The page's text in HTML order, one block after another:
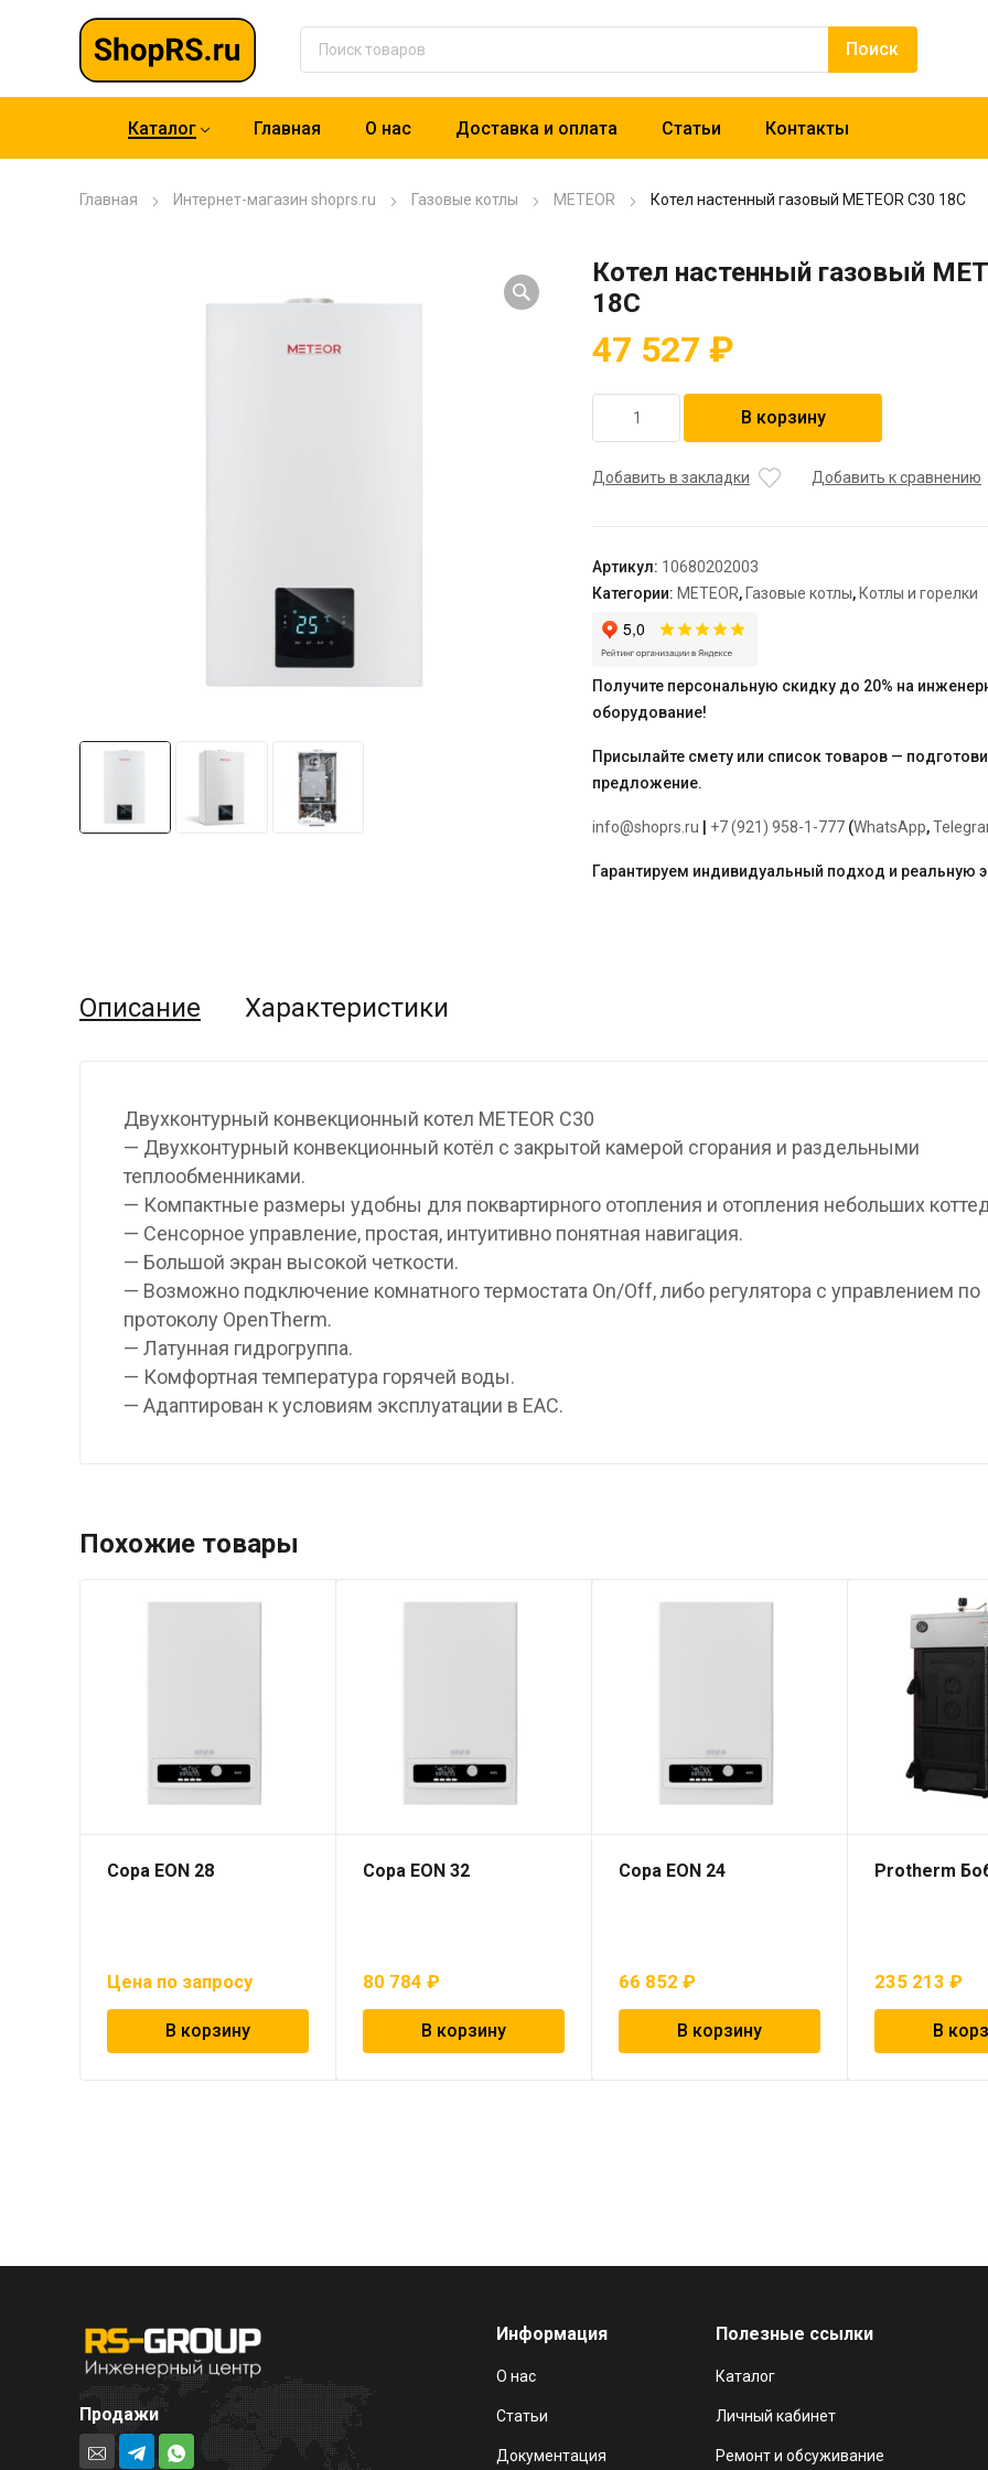
Каталог Главная О нас Доставка и оплата Статьи Контакты
Главная Интернет-магазин shoprs.ru Газовые котлы METEOR Котел настенный газовый METEOR C30 18C
Котел настенный газовый
18C
47 527 ₽
товара
настенный
18C
В корзину
Добавить в закладки Добавить к сравнению
Артикул: 10680202003
Категории: METEOR, Газовые котлы, Котлы и горелки
Получите персональную скидку до 20% на
оборудование!
Присылайте смету или список товаров —
предложение.
info@shoprs.ru +7 (921) 958-1-777 (WhatsApp,
Гарантируем индивидуальный подход и реальную
Описание Характеристики
Двухконтурный конвекционный котел METEOR C30
— Двухконтурный конвекционный котёл с закрытой камерой сгорания и раздельными
теплообменниками.
— Компактные размеры удобны для поквартирного отопления и отопления небольших
— Сенсорное управление, простая, интуитивно понятная навигация.
— Большой экран высокой четкости.
— Возможно подключение комнатного термостата On/Off, либо регулятора с управлением по
протоколу OpenTherm.
— Латунная гидрогруппа.
— Комфортная температура горячей воды.
— Адаптирован к условиям эксплуатации в ЕАС.
Похожие товары
Copa EON 28
Цена по запросу
В корзину
Copa EON 32
80 784₽
В корзину
Copa EON 24
66 852₽
В корзину
Protherm
235 213₽
В
Продажи
Информация
О нас
Статьи
Документация
Полезные ссылки
Каталог
Личный кабинет
Ремонт и обсуживание